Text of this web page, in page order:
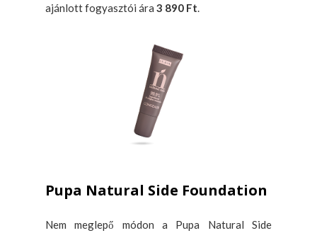
ajánlott fogyasztói ára 3 890 Ft.
Pupa Natural Side Foundation
Nem meglepő módon a Pupa Natural Side